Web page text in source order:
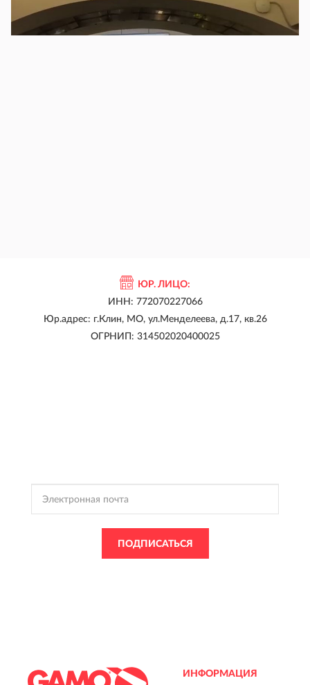
ЮР. ЛИЦО:
ИНН: 772070227066
Юр.адрес: г.Клин, МО, ул.Менделеева, д.17, кв.26
ОГРНИП: 314502020400025
ПОДПИСАТЬСЯ
ИНФОРМАЦИЯ